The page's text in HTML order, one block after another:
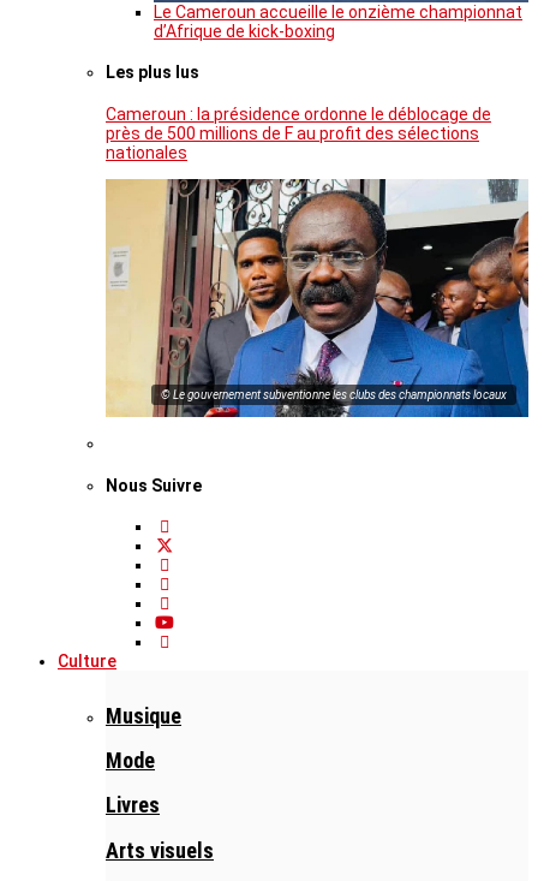
Le Cameroun accueille le onzième championnat
d’Afrique de kick-boxing
Les plus lus
Cameroun : la présidence ordonne le déblocage de
près de 500 millions de F au profit des sélections
nationales
© Le gouvernement subventionne les clubs des championnats locaux
Nous Suivre
Culture
Musique
Mode
Livres
Arts visuels